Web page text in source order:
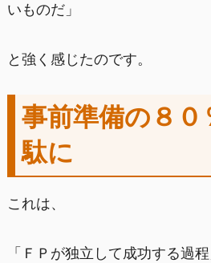
いものだ」
と強く感じたのです。
事前準備の８０
駄に
これは、
「ＦＰが独立して成功する過程